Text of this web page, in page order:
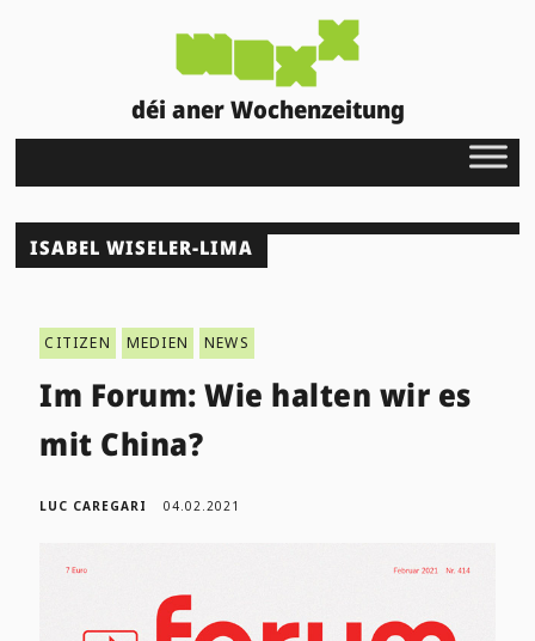
déi aner Wochenzeitung
ISABEL WISELER-LIMA
CITIZEN MEDIEN NEWS
Im Forum: Wie halten wir es
mit China?
LUC CAREGARI 04.02.2021